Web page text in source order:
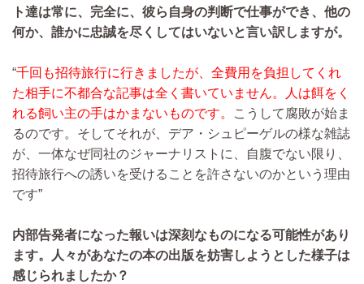
ト達は常に、完全に、彼ら自身の判断で仕事ができ、他の
何か、誰かに忠誠を尽くしてはいないと言い訳しますが。
“千回も招待旅行に行きましたが、全費用を負担してくれ
た相手に不都合な記事は全く書いていません。人は餌をく
れる飼い主の手はかまないものです。
こうして腐敗が始ま
るのです。そしてそれが、デア・シュピーゲルの様な雑誌
が、一体なぜ同社のジャーナリストに、自腹でない限り、
招待旅行への誘いを受けることを許さないのかという理由
です”
内部告発者になった報いは深刻なものになる可能性があり
ます。人々があなたの本の出版を妨害しようとした様子は
感じられましたか？